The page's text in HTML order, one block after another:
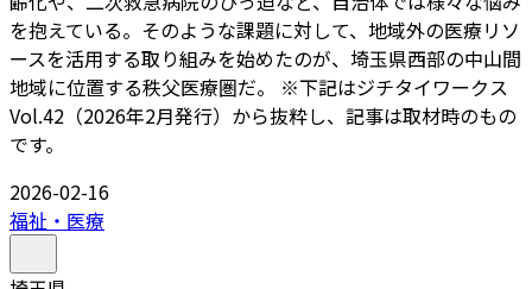
を抱えている。そのような課題に対して、地域外の医療リソ
ースを活用する取り組みを始めたのが、埼玉県西部の中山間
地域に位置する秩父医療圏だ。 ※下記はジチタイワークス
Vol.42（2026年2月発行）から抜粋し、記事は取材時のもの
です。
2026-02-16
福祉・医療